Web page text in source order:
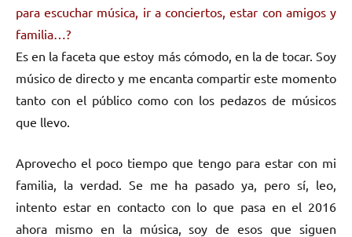
para escuchar música, ir a conciertos, estar con amigos y
familia…?
Es en la faceta que estoy más cómodo, en la de tocar. Soy
músico de directo y me encanta compartir este momento
tanto con el público como con los pedazos de músicos
que llevo.
Aprovecho el poco tiempo que tengo para estar con mi
familia, la verdad. Se me ha pasado ya, pero sí, leo,
intento estar en contacto con lo que pasa en el 2016
ahora mismo en la música, soy de esos que siguen